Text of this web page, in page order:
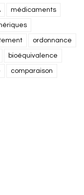
médicaments
ordonnance
bioéquivalence
comparaison